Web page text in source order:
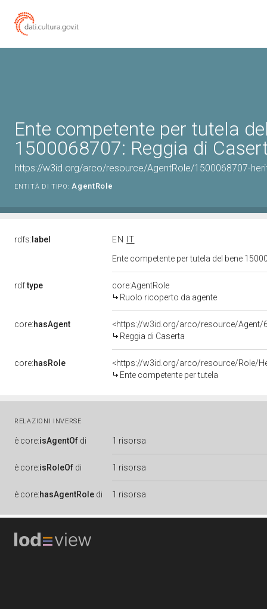
Ente competente per tutela
1500068707: Reggia di
https://w3id.org/arco/resource/AgentRole/1500068707-
ENTITÀ DI TIPO: AgentRole
rdfs: label EN
IT
Ente competente per tutela del bene
rdf:type
core:AgentRole
Ruolo ricoperto da agente
core:hasAgent
<https://w3id.org/arco/resource/Agent/
Reggia di Caserta
core:hasRole
<https://w3id.org/arco/resource/Role/
Ente competente per tutela
RELAZIONI INVERSE
è core:isAgentOf di 1 risorsa
è core:isRoleOf di 1 risorsa
è core:hasAgentRole di 1 risorsa